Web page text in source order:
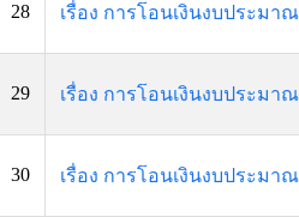
28 เรื่อง การโอนเงินงบประมา
29 เรื่อง การโอนเงินงบประมา
30 เรื่อง การโอนเงินงบประมา